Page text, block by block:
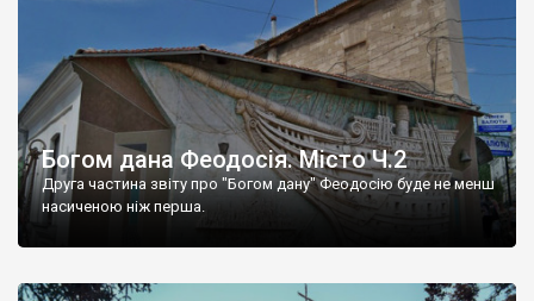
Богом дана Феодосія. Місто Ч.2
Друга частина звіту про "Богом дану" Феодосію буде не менш
насиченою ніж перша.